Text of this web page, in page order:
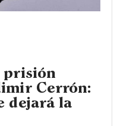
prisión
Cerrón:
dejará la